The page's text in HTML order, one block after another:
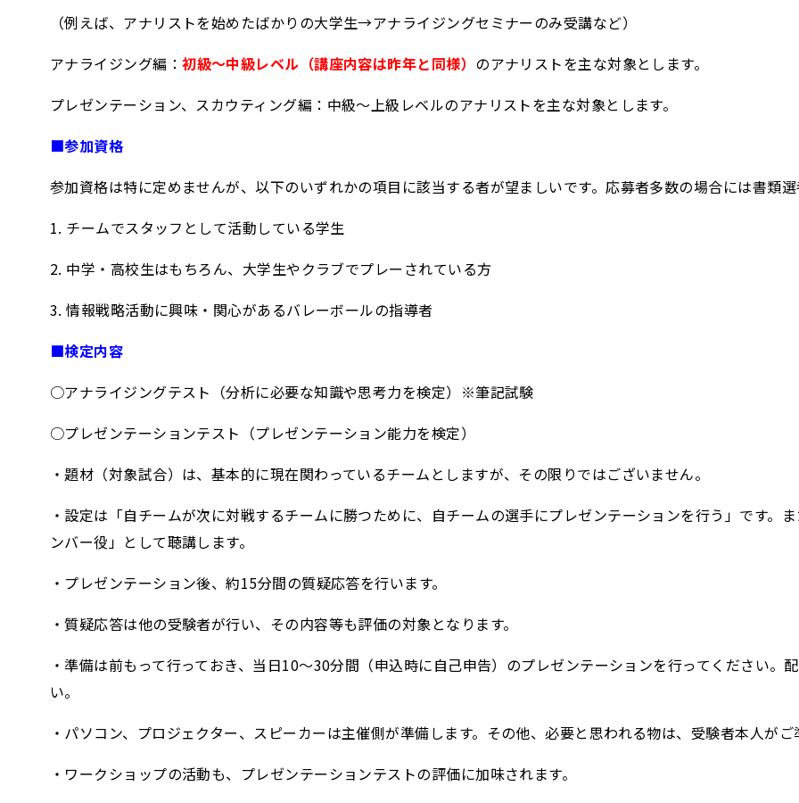
（例えば、アナリストを始めたばかりの大学生→アナライジングセミナーのみ受講など）
アナライジング編：初級～中級レベル（講座内容は昨年と同様） のアナリストを主な対象とします。
プレゼンテーション、スカウティング編：中級～上級レベルのアナリストを主な対象とします。
■参加資格
参加資格は特に定めませんが、以下のいずれかの項目に該当する者が望ましいです。応募者多数の場合には書類選
1. チームでスタッフとして活動している学生
2. 中学・高校生はもちろん、大学生やクラブでプレーされている方
3. 情報戦略活動に興味・関心があるバレーボールの指導者
■検定内容
○アナライジングテスト（分析に必要な知識や思考力を検定）※筆記試験
○プレゼンテーションテスト（プレゼンテーション能力を検定）
・題材（対象試合）は、基本的に現在関わっているチームとしますが、その限りではございません。
・設定は「自チームが次に対戦するチームに勝つために、自チームの選手にプレゼンテーションを行う」です。
ンバー役」として聴講します。
・プレゼンテーション後、約15分間の質疑応答を行います。
・質疑応答は他の受験者が行い、その内容等も評価の対象となります。
・準備は前もって行っておき、当日10～30分間（申込時に自己申告）のプレゼンテーションを行ってください。
い。
・パソコン、プロジェクター、スピーカーは主催側が準備します。その他、必要と思われる物は、受験者本人がご
・ワークショップの活動も、プレゼンテーションテストの評価に加味されます。